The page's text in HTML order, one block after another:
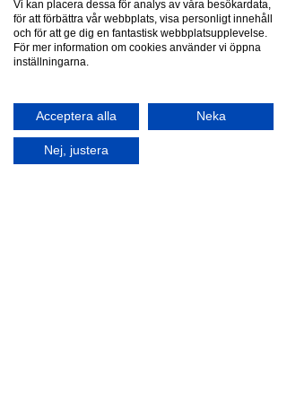
staketet för att få en intressant och
personlig känsla. Vi har slaggrindar,
skjutgrindar och gånggrindar i smide.
08-500 11 530
E-post
Vi kan placera dessa för analys av våra besökardata,
för att förbättra vår webbplats, visa personligt innehåll
och för att ge dig en fantastisk webbplatsupplevelse.
För mer information om cookies använder vi öppna
inställningarna.
Acceptera alla Neka
Nej, justera